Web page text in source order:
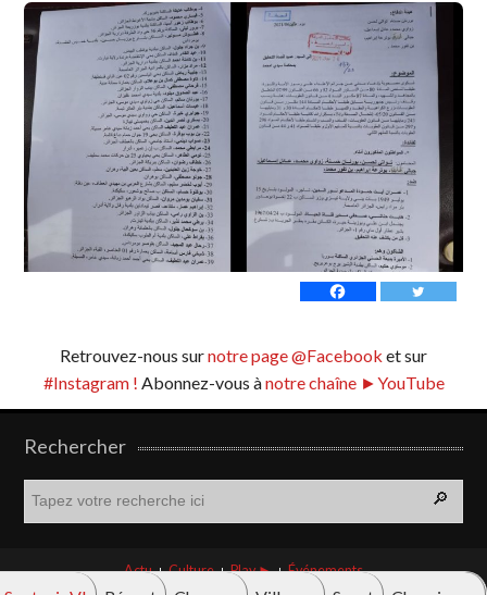
Retrouvez-nous surnotre page @Facebook et sur
#Instagram ! Abonnez-vous ànotre chaîne ►YouTube
Rechercher
e
Actu Culture Play ► Événements